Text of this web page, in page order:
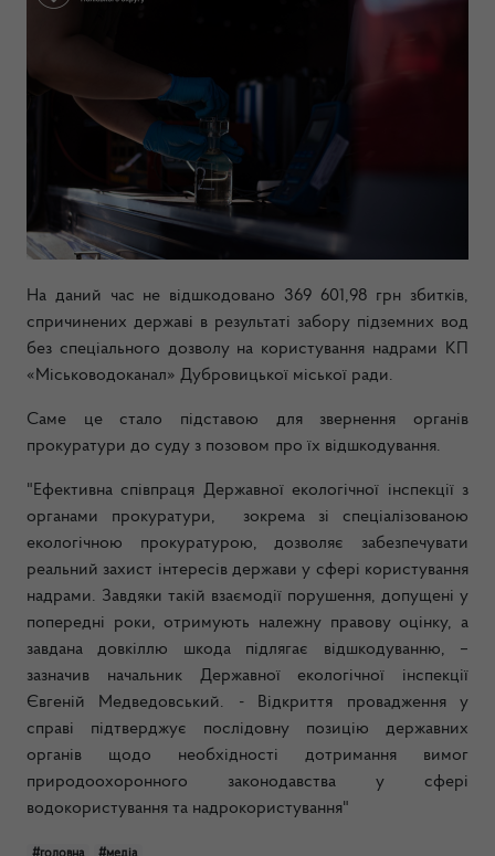
На даний час не відшкодовано 369 601,98 грн збитків,
спричинених державі в результаті забору підземних вод
без спеціального дозволу на користування надрами КП
«Місьководоканал» Дубровицької міської ради.
Саме це стало підставою для звернення органів
прокуратури до суду з позовом про їх відшкодування.
"Ефективна співпраця Державної екологічної інспекції з
органами прокуратури, зокрема зі спеціалізованою
екологічною прокуратурою, дозволяє забезпечувати
реальний захист інтересів держави у сфері користування
надрами. Завдяки такій взаємодії порушення, допущені у
попередні роки, отримують належну правову оцінку, а
завдана довкіллю шкода підлягає відшкодуванню, –
зазначив начальник Державної екологічної інспекції
Євгеній Медведовський. - Відкриття провадження у
справі підтверджує послідовну позицію державних
органів щодо необхідності дотримання вимог
природоохоронного законодавства у сфері
водокористування та надрокористування"